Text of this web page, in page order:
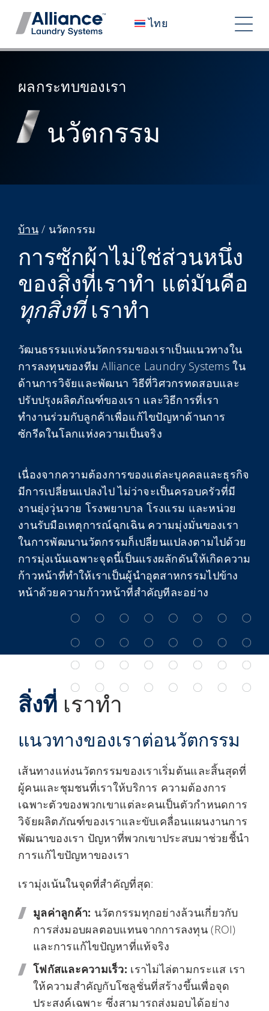
ไทย
สลับ
ร่วมงานกับเรา
ผลกระทบของเรา
ห้องข่าว
ติดต่อเรา
My Alliance
ผลกระทบของเรา
นวัตกรรม
บ้าน/ นวัตกรรม
การซักผ้าไม่ใช่ส่วนหนึ่ง
ของสิ่งที่เราทำ แต่มันคือ
ทุกสิ่งที่เราทำ
วัฒนธรรมแห่งนวัตกรรมของเราเป็นแนวทางใน
การลงทุนของทีม Alliance Laundry Systems ใน
ด้านการวิจัยและพัฒนา วิธีที่วิศวกรทดสอบและ
ปรับปรุงผลิตภัณฑ์ของเรา และวิธีการที่เรา
ทำงานร่วมกับลูกค้าเพื่อแก้ไขปัญหาด้านการ
ซักรีดในโลกแห่งความเป็นจริง
เนื่องจากความต้องการของแต่ละบุคคลและธุรกิจ
มีการเปลี่ยนแปลงไป ไม่ว่าจะเป็นครอบครัวที่มี
งานยุ่งวุ่นวาย โรงพยาบาล โรงแรม และหน่วย
งานรับมือเหตุการณ์ฉุกเฉิน ความมุ่งมั่นของเรา
ในการพัฒนานวัตกรรมก็เปลี่ยนแปลงตามไปด้วย
การมุ่งเน้นเฉพาะจุดนี้เป็นแรงผลักดันให้เกิดความ
ก้าวหน้าที่ทำให้เราเป็นผู้นำอุตสาหกรรมไปข้าง
หน้าด้วยความก้าวหน้าที่สำคัญทีละอย่าง
สิ่งที่เราทำ
แนวทางของเราต่อนวัตกรรม
เส้นทางแห่งนวัตกรรมของเราเริ่มต้นและสิ้นสุดที่
ผู้คนและชุมชนที่เราให้บริการ ความต้องการ
เฉพาะตัวของพวกเขาแต่ละคนเป็นตัวกำหนดการ
วิจัยผลิตภัณฑ์ของเราและขับเคลื่อนแผนงานการ
พัฒนาของเรา ปัญหาที่พวกเขาประสบมาช่วยชี้นำ
การแก้ไขปัญหาของเรา
เรามุ่งเน้นในจุดที่สำคัญที่สุด:
มูลค่าลูกค้า: นวัตกรรมทุกอย่างล้วนเกี่ยวกับ
การส่งมอบผลตอบแทนจากการลงทุน (ROI)
และการแก้ไขปัญหาที่แท้จริง
โฟกัสและความเร็ว: เราไม่ไล่ตามกระแส เรา
ให้ความสำคัญกับโซลูชั่นที่สร้างขึ้นเพื่อจุด
ประสงค์เฉพาะ ซึ่งสามารถส่งมอบได้อย่าง